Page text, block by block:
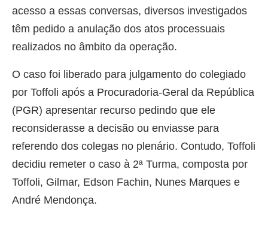
acesso a essas conversas, diversos investigados
têm pedido a anulação dos atos processuais
realizados no âmbito da operação.
O caso foi liberado para julgamento do colegiado
por Toffoli após a Procuradoria-Geral da República
(PGR) apresentar recurso pedindo que ele
reconsiderasse a decisão ou enviasse para
referendo dos colegas no plenário. Contudo, Toffoli
decidiu remeter o caso à 2ª Turma, composta por
Toffoli, Gilmar, Edson Fachin, Nunes Marques e
André Mendonça.